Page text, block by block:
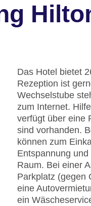
Das Hotel bietet
Rezeption ist
Wechselstube
zum Internet.
verfügt über eine
sind vorhanden.
können zum
Entspannung
Raum. Bei einer
Parkplatz (gegen
eine
ein